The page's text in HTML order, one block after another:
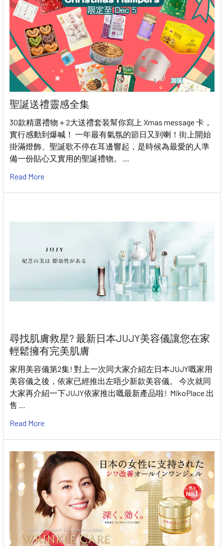
聖誕送禮靈感全集
30款精選禮物＋2大送禮套装幫你寫上 Xmas message 卡，
實行感動到爆喊！ 一年最有氣氛的節日又到喇！街上開始
掛滿燈飾、聖誕歌不停在耳邊響起，是時候為最愛的人準
備一份貼心又實用的聖誕禮物。 …
Read More
尋找肌膚救星? 最新日本JUJY美容儀讓您在家
輕鬆擁有完美肌膚
家用美容儀第2集! 對上一次同大家介紹左日本JUJY嘅家用
美容儀之後，依家已經推出左唔少新款美容儀。 今次就同
大家再介紹一下JUJY依家推出嘅最新產品啦! MikoPlace 出
售 …
Read More